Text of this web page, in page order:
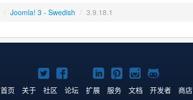
/ Joomla! 3 - Swedish / 3.9.18.1
Twitter
主
Facebook
主
YouTube
主
LinkedIn
主
Pinterest
主
Instagram
主
GitHub
主
首页 关于 社区 论坛 扩展 服务 文档 开发者 商店